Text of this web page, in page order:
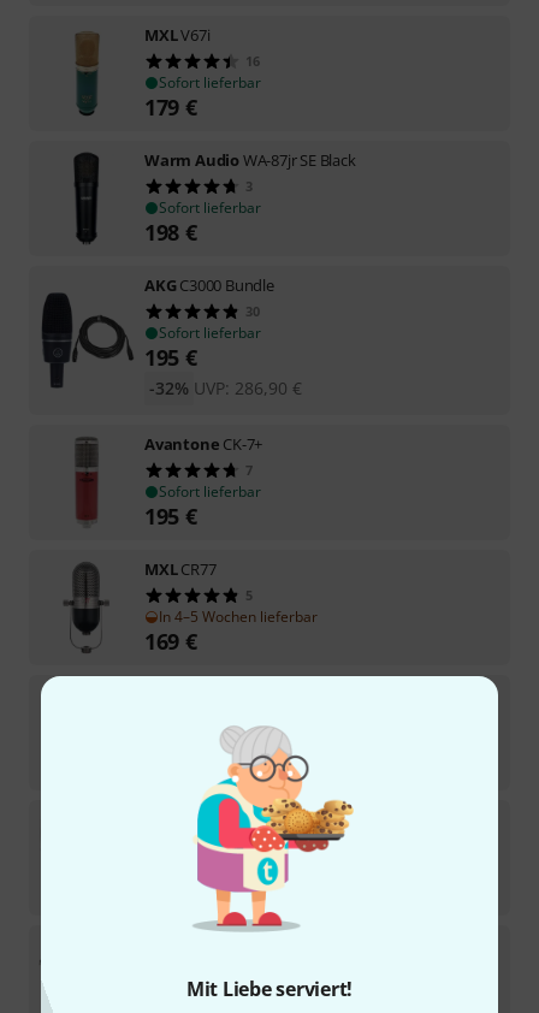
Mit Liebe serviert!
MXLV67i
16
Sofort lieferbar
179 €
Warm AudioWA-87jr SE Black
3
Sofort lieferbar
198 €
AKGC3000 Bundle
30
Sofort lieferbar
195 €
UVP: 286,90 €
-32%
Avantone CK-7+
7
Sofort lieferbar
195 €
MXLCR77
5
In 4–5 Wochen lieferbar
169 €
In 2–3 Wochen lieferbar
the t.bone SC 1100 Value-Set
Sofort lieferbar
Sofort lieferbar